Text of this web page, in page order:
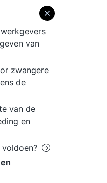
van
zwangere
de
van de
en